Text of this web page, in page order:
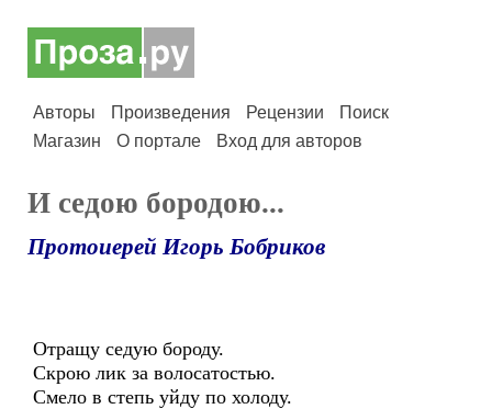
Авторы Произведения Рецензии
Поиск
Магазин
О портале Вход для авторов
И седою бородою...
Протоиерей Игорь Бобриков
Отращу седую бороду.
Скрою лик за волосатостью.
Смело в степь уйду по холоду.